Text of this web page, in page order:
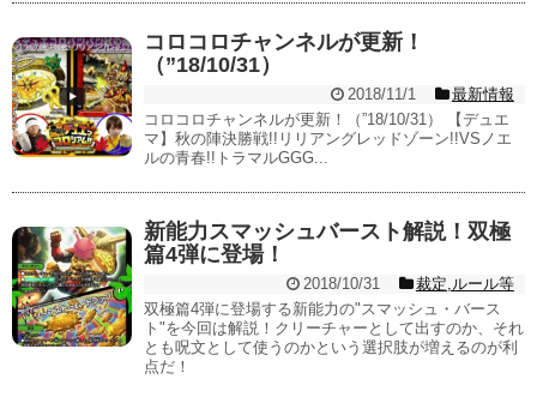
コロコロチャンネルが更新！
（”18/10/31）
2018/11/1
最新情報
コロコロチャンネルが更新！（”18/10/31） 【デュエ
マ】秋の陣決勝戦!!リリアングレッドゾーン!!VSノエ
ルの青春!!トラマルGGG...
新能力スマッシュバースト解説！双極
篇4弾に登場！
2018/10/31
裁定,ルール等
双極篇4弾に登場する新能力の"スマッシュ・バース
ト"を今回は解説！クリーチャーとして出すのか、それ
とも呪文として使うのかという選択肢が増えるのが利
点だ！